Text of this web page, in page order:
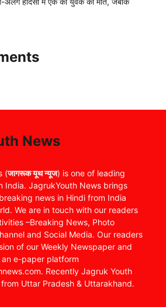
News
(जागरूक यूथ न्यूज) is one of leading
India. JagrukYouth News brings
news in Hindi from India
We are in touch with our readers
–Breaking News, Photo
and Social Media. Our readers
of our Weekly Newspaper and
e-paper platform
Recently Jagruk Youth
Uttar Pradesh & Uttarakhand.